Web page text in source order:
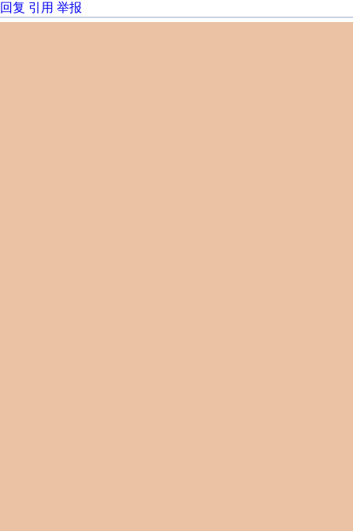
回复 引用 举报